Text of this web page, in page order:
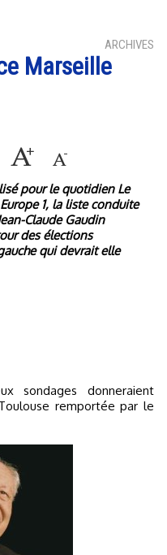
ARCHIVES
Marseille
pour le quotidien Le
1, la liste conduite
Claude Gaudin
des élections
qui devrait elle
remportée par le